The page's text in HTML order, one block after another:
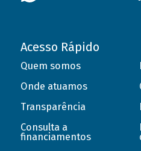
Acesso Rápido
Quem somos
Onde atuamos
Transparência
Consulta a
financiamentos